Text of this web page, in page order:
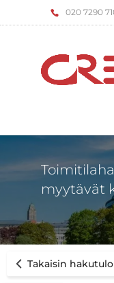
‌020 7290
myytävät
Takaisin